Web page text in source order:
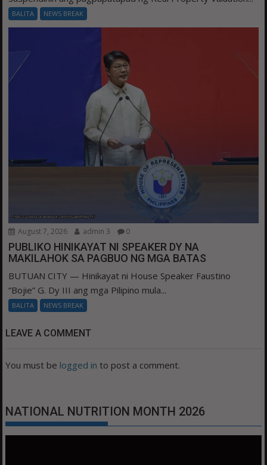
BALITA NEWS BREAK
August 7, 2026 admin 3 0
PUBLIKO HINIKAYAT NI SPEAKER DY NA
MAKILAHOK SA PAGBUO NG MGA BATAS
BUTUAN CITY — Hinikayat ni House Speaker Faustino
“Bojie” G. Dy III ang mga Pilipino mula...
BALITA NEWS BREAK
LEAVE A COMMENT
You must be logged in to post a comment.
NATIONAL NUTRITION MONTH 2026